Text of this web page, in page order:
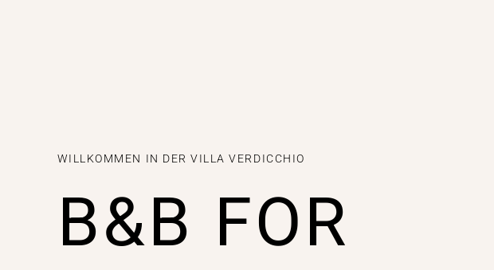
WILLKOMMEN IN DER VILLA VERDICCHIO
B&B FOR